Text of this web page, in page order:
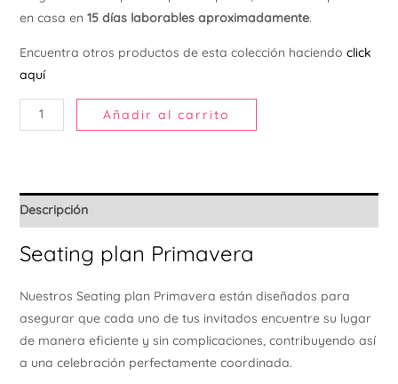
en casa en 15 días laborables aproximadamente.
Encuentra otros productos de esta colección haciendo click
aquí
Añadir al carrito
Descripción
Seating plan Primavera
Nuestros Seating plan Primavera están diseñados para
asegurar que cada uno de tus invitados encuentre su lugar
de manera eficiente y sin complicaciones, contribuyendo así
a una celebración perfectamente coordinada.